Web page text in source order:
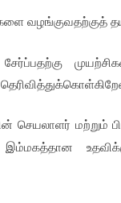
வழங்குவதற்குத்
செயலாளர் மற்றும்